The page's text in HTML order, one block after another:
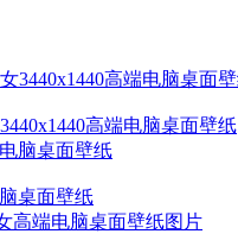
高端电脑桌面壁纸
桌面壁纸